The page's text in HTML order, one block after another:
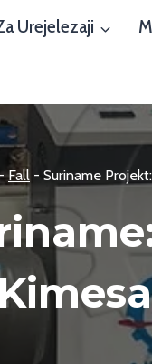
Urejelezaji
-Fall - Suriname